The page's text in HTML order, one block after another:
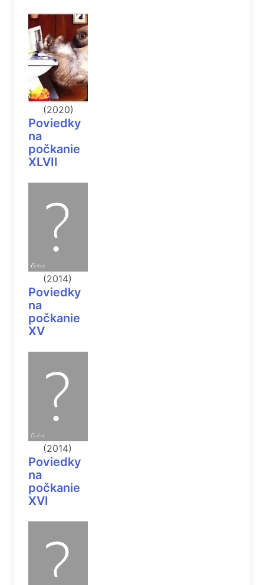
(2020)
Poviedky
na
počkanie
XLVII
(2014)
Poviedky
na
počkanie
XV
(2014)
Poviedky
na
počkanie
XVI